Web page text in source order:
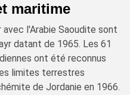
maritime
l'Arabie Saoudite sont
datant de 1965. Les 61
ont été reconnus
limites terrestres
de Jordanie en 1966.